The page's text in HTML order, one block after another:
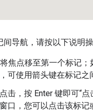
导航，请按以下说明操
焦点移至第一个标记
可使用箭头键在标记之
击，按 Enter 键即可“点
口，您可以点击该标记